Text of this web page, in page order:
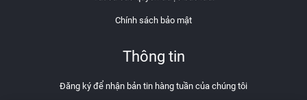
Chính sách bảo mật
Thông tin
Đăng ký để nhận bản tin hàng tuần của chúng tôi